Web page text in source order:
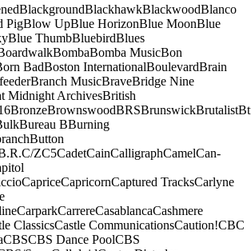
BlackgroundBlackhawkBlackwoodBlanco
PigBlow UpBlue HorizonBlue MoonBlue
Blue ThumbBluebirdBlues
BombaBomba MusicBon
BadBoston InternationalBoulevardBrain
Branch MusicBraveBridge Nine
Midnight ArchivesBritish
BronzeBrownswoodBRSBrunswickBrutalist
Bureau BBurning
Button
C/ZC5CadetCainCalligraphCamelCan-
CapriceCapricornCaptured TracksCarlyne
CarparkCarrereCasablancaCashmere
ClassicsCastle CommunicationsCaution!CBC
CBSCBS Dance PoolCBS